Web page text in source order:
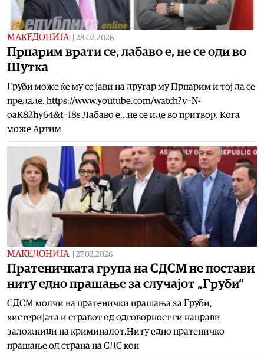
МАКЕДОНИЈА 28.02.2026
Прпарим врати се, лабаво е, не се оди во
Шутка
Груби може ќе му се јави на другар му Прпарим и тој да се
предаде. https://www.youtube.com/watch?v=N-
oaK82hy64&t=18s Лабаво е...не се иде во притвор. Кога
може Артим
МАКЕДОНИЈА 27.02.2026
Пратеничката група на СДСМ не постави
ниту едно прашање за случајот „Груби“
СДСM молчи на пратенички прашања за Груби,
хистеријата и стравот од одговорност ги направи
заложници на криминалот.Ниту едно пратеничко
прашање од страна на СДС кон